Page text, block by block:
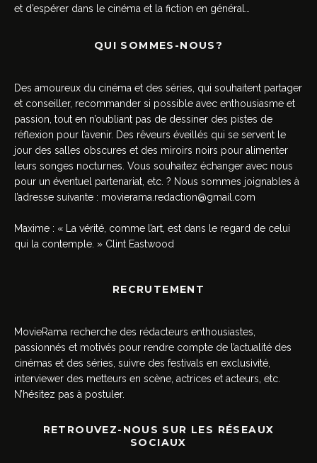
et d’espérer dans le cinéma et la fiction en général…
QUI SOMMES-NOUS?
Des amoureux du cinéma et des séries, qui souhaitent partager
et conseiller, recommander si possible avec enthousiasme et
passion, tout en n’oubliant pas de dessiner des pistes de
réflexion pour l’avenir. Des rêveurs éveillés qui se servent le
jour des salles obscures et des miroirs noirs pour alimenter
leurs songes nocturnes. Vous souhaitez échanger avec nous
pour un éventuel partenariat, etc. ? Nous sommes joignables à
l’adresse suivante : movierama.redaction@gmail.com
Maxime : « La vérité, comme l’art, est dans le regard de celui
qui la contemple. » Clint Eastwood
RECRUTEMENT
MovieRama recherche des rédacteurs enthousiastes,
passionnés et motivés pour rendre compte de l’actualité des
cinémas et des séries, suivre des festivals en exclusivité,
interviewer des metteurs en scène, actrices et acteurs, etc.
N’hésitez pas à postuler.
RETROUVEZ-NOUS SUR LES RÉSEAUX
SOCIAUX